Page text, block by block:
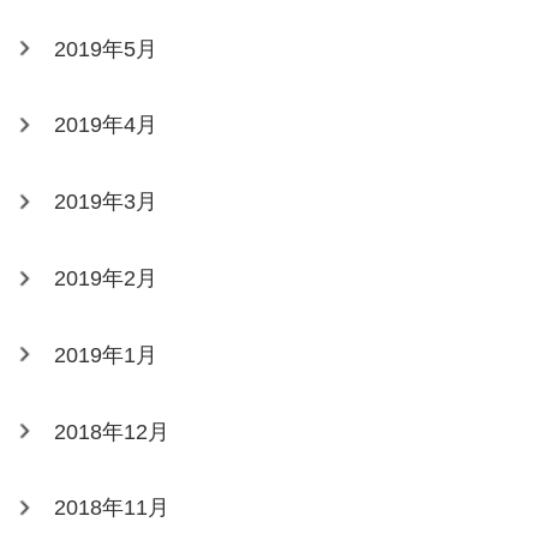
2019年5月
2019年4月
2019年3月
2019年2月
2019年1月
2018年12月
2018年11月